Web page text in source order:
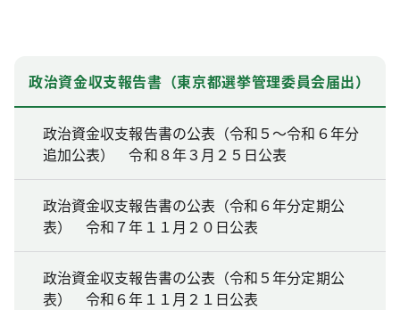
政治資金収支報告書（東京都選挙管理委員会届出）
政治資金収支報告書の公表（令和５～令和６年分
追加公表） 令和８年３月２５日公表
政治資金収支報告書の公表（令和６年分定期公
表） 令和７年１１月２０日公表
政治資金収支報告書の公表（令和５年分定期公
表） 令和６年１１月２１日公表